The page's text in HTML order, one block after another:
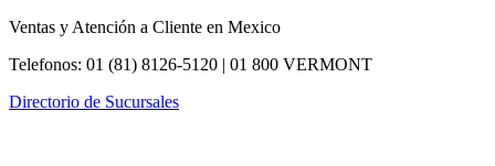
Ventas y Atención a Cliente en Mexico
Telefonos: 01 (81) 8126-5120 | 01 800 VERMONT
Directorio de Sucursales